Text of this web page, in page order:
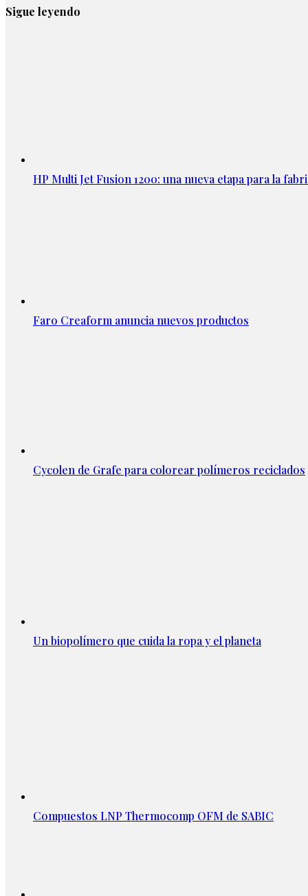
Sigue leyendo
HP Multi Jet Fusion 1200: una nueva etapa para la
Faro Creaform anuncia nuevos productos
Cycolen de Grafe para colorear polímeros reciclados
Un biopolímero que cuida la ropa y el planeta
Compuestos LNP Thermocomp OFM de SABIC